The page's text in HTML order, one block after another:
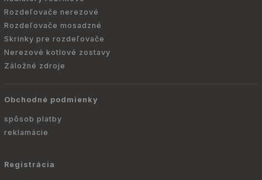
Rozdeľovače nerezové
Rozdeľovače mosadzné
Skrinky pre rozdeľovače
Nerezové kotlové zostavy
Záložné zdroje
Obchodné podmienky
spôsob platby
reklamácie
Registrácia